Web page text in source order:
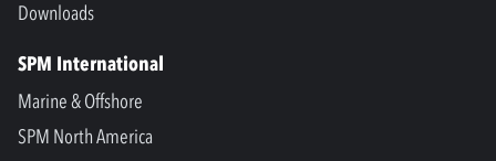
Downloads
SPM International
Marine & Offshore
SPM North America